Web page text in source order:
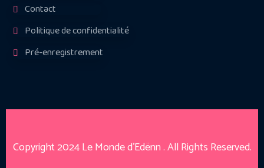
Contact
Politique de confidentialité
Pré-enregistrement
Copyright 2024Le Monde d’Edënn. All Rights Reserved.